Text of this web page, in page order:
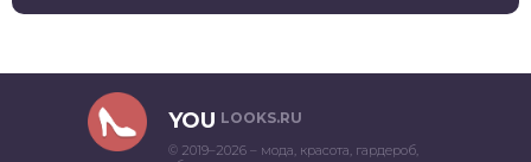
YOU LOOKS.RU
© 2019–2026 – мода, красота, гардероб,